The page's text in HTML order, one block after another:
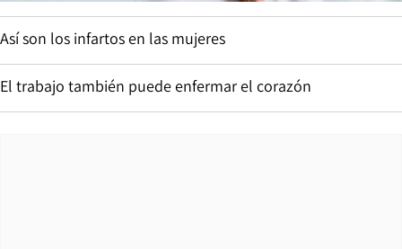
Así son los infartos en las mujeres
El trabajo también puede enfermar el corazón